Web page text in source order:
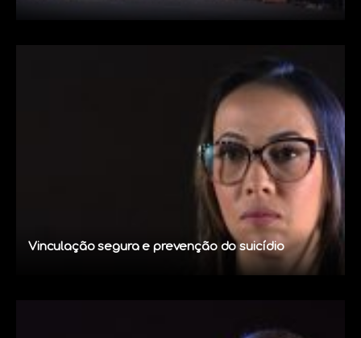
Vinculação segura e prevenção do suicídio